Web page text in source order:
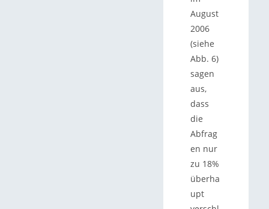
August
2006
(siehe
Abb. 6)
sagen
aus,
dass
die
Abfrag
en nur
zu 18%
überha
upt